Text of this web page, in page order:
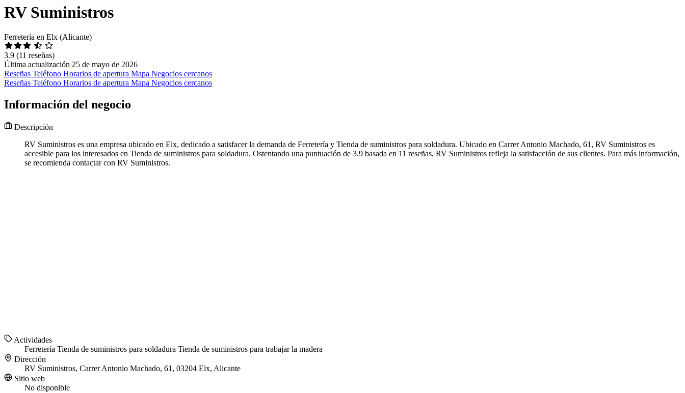
RV Suministros
Ferretería en Elx (Alicante)
3.9 (11 reseñas)
Última actualización 25 de mayo de 2026
Reseñas Teléfono Horarios de apertura Mapa Negocios cercanos
Reseñas Teléfono Horarios de apertura Mapa Negocios cercanos
Información del negocio
Descripción
RV Suministros es una empresa ubicado en Elx, dedicado a satisfacer la demanda de Ferretería y Tienda de suministros para soldadura. Ubicado en Carrer Antonio Machado, 61, RV Suministros es
accesible para los interesados en Tienda de suministros para soldadura. Ostentando una puntuación de 3.9 basada en 11 reseñas, RV Suministros refleja la satisfacción de sus clientes. Para más información,
se recomienda contactar con RV Suministros.
Actividades
Ferretería Tienda de suministros para soldadura Tienda de suministros para trabajar la madera
Dirección
RV Suministros, Carrer Antonio Machado, 61, 03204 Elx, Alicante
Sitio web
No disponible